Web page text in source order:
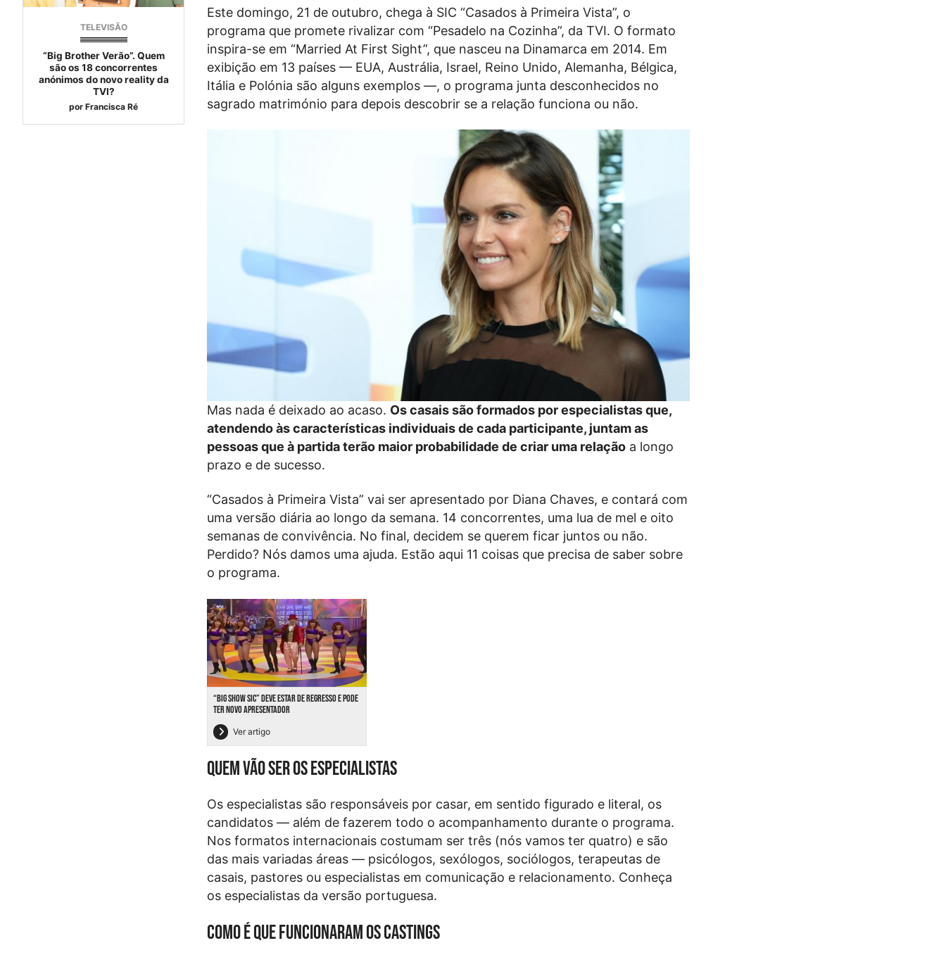
TELEVISÃO
“Big Brother Verão”. Quem
são os 18 concorrentes
anónimos do novo reality da
TVI?
por Francisca Ré
Este domingo, 21 de outubro, chega à SIC “Casados à Primeira Vista”, o
programa que promete rivalizar com “Pesadelo na Cozinha”, da TVI. O formato
inspira-se em “Married At First Sight”, que nasceu na Dinamarca em 2014. Em
exibição em 13 países — EUA, Austrália, Israel, Reino Unido, Alemanha, Bélgica,
Itália e Polónia são alguns exemplos —, o programa junta desconhecidos no
sagrado matrimónio para depois descobrir se a relação funciona ou não.
Mas nada é deixado ao acaso. Os casais são formados por especialistas que,
atendendo às características individuais de cada participante, juntam as
pessoas que à partida terão maior probabilidade de criar uma relação a longo
prazo e de sucesso.
“Casados à Primeira Vista” vai ser apresentado por Diana Chaves, e contará com
uma versão diária ao longo da semana. 14 concorrentes, uma lua de mel e oito
semanas de convivência. No final, decidem se querem ficar juntos ou não.
Perdido? Nós damos uma ajuda. Estão aqui 11 coisas que precisa de saber sobre
o programa.
“BIG SHOW SIC” DEVE ESTAR DE REGRESSO E PODE
TER NOVO APRESENTADOR
Ver artigo
Quem vão ser os especialistas
Os especialistas são responsáveis por casar, em sentido figurado e literal, os
candidatos — além de fazerem todo o acompanhamento durante o programa.
Nos formatos internacionais costumam ser três (nós vamos ter quatro) e são
das mais variadas áreas — psicólogos, sexólogos, sociólogos, terapeutas de
casais, pastores ou especialistas em comunicação e relacionamento. Conheça
os especialistas da versão portuguesa.
Como é que funcionaram os castings